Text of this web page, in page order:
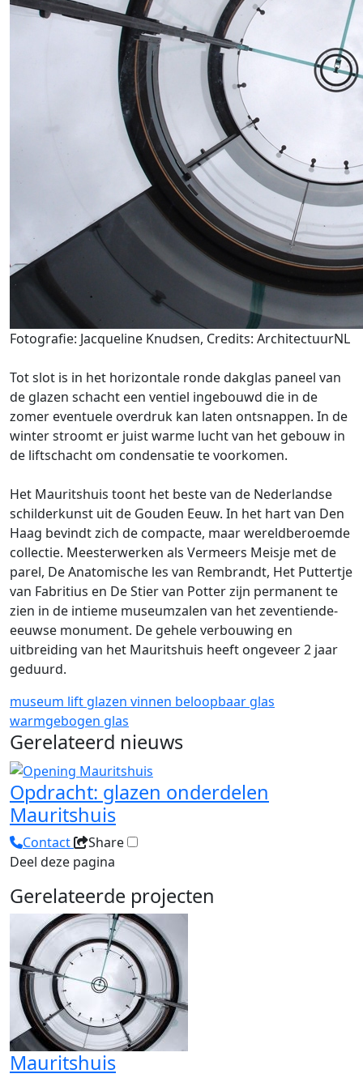
Fotografie: Jacqueline Knudsen, Credits: ArchitectuurNL
Tot slot is in het horizontale ronde dakglas paneel van
de glazen schacht een ventiel ingebouwd die in de
zomer eventuele overdruk kan laten ontsnappen. In de
winter stroomt er juist warme lucht van het gebouw in
de liftschacht om condensatie te voorkomen.
Het Mauritshuis toont het beste van de Nederlandse
schilderkunst uit de Gouden Eeuw. In het hart van Den
Haag bevindt zich de compacte, maar wereldberoemde
collectie. Meesterwerken als Vermeers Meisje met de
parel, De Anatomische les van Rembrandt, Het Puttertje
van Fabritius en De Stier van Potter zijn permanent te
zien in de intieme museumzalen van het zeventiende-
eeuwse monument. De gehele verbouwing en
uitbreiding van het Mauritshuis heeft ongeveer 2 jaar
geduurd.
museum lift glazen vinnen beloopbaar glas
warmgebogen glas
Gerelateerd nieuws
Opdracht: glazen onderdelen
Mauritshuis
Contact
Share
Deel deze pagina
Gerelateerde projecten
Mauritshuis